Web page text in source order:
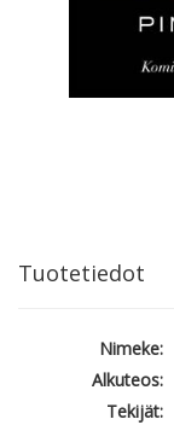
Tuotetiedot
Nimeke:
Alkuteos:
Tekijät: